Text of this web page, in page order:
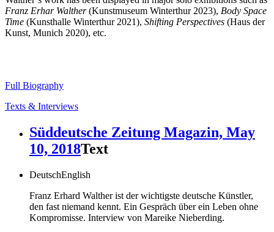
Franz Erhar Walther(Kunstmuseum Winterthur 2023), Body Space
Time (Kunsthalle Winterthur 2021), Shifting Perspectives (Haus der
Kunst, Munich 2020), etc.
Full Biography
Texts & Interviews
Süddeutsche Zeitung Magazin, May
10, 2018Text
DeutschEnglish
Franz Erhard Walther ist der wichtigste deutsche Künstler,
den fast niemand kennt. Ein Gespräch über ein Leben ohne
Kompromisse. Interview von Mareike Nieberding.